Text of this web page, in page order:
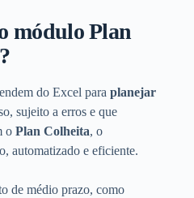
módulo Plan
do Excel para planejar
sujeito a erros e que
o Plan Colheita, o
automatizado e eficiente.
de médio prazo, como